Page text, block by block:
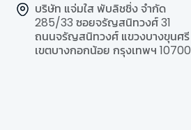
บริษัท แจ่มใส พับลิชชิ่ง จำกัด
285/33 ซอยจรัญสนิทวงศ์ 31
ถนนจรัญสนิทวงศ์ แขวงบางขุนศรี
เขตบางกอกน้อย กรุงเทพฯ 10700